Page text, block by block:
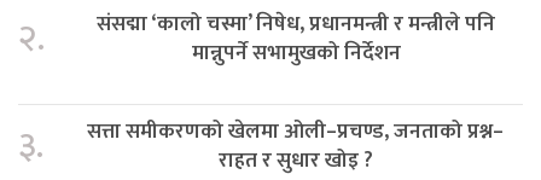
२.
संसद्मा ‘कालो चस्मा’ निषेध, प्रधानमन्त्री र मन्त्रीले पनि
मान्नुपर्ने सभामुखको निर्देशन
३.
सत्ता समीकरणको खेलमा ओली–प्रचण्ड, जनताको प्रश्न–
राहत र सुधार खोइ ?